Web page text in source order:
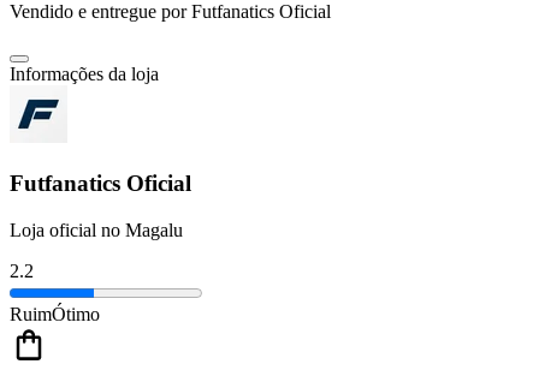
Vendido e entregue por Futfanatics Oficial
Informações da loja
Futfanatics Oficial
Loja oficial no Magalu
2.2
RuimÓtimo